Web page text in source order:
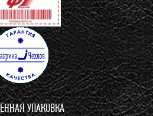
УПАКОВКА